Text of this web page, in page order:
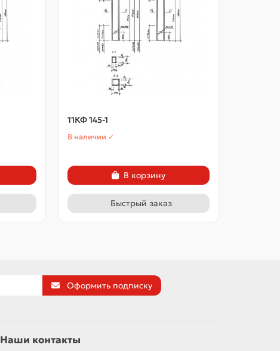
11КФ 145-1
В наличии ✓
В корзину
Быстрый заказ
Оформить подписку
Наши контакты